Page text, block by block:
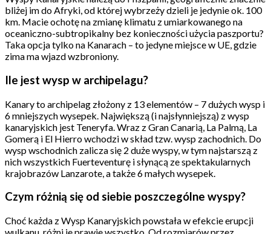
bliżej im do Afryki, od której wybrzeży dzieli je jedynie ok. 100
km. Macie ochotę na zmianę klimatu z umiarkowanego na
oceaniczno-subtropikalny bez konieczności użycia paszportu?
Taka opcja tylko na Kanarach – to jedyne miejsce w UE, gdzie
zima ma wjazd wzbroniony.
Ile jest wysp w archipelagu?
Kanary to archipelag złożony z 13 elementów – 7 dużych wysp i
6 mniejszych wysepek. Największą (i najsłynniejszą) z wysp
kanaryjskich jest Teneryfa. Wraz z Gran Canarią, La Palmą, La
Gomerą i El Hierro wchodzi w skład tzw. wysp zachodnich. Do
wysp wschodnich zalicza się 2 duże wyspy, w tym najstarszą z
nich wszystkich Fuerteventurę i słynącą ze spektakularnych
krajobrazów Lanzarote, a także 6 małych wysepek.
Czym różnią się od siebie poszczególne wyspy?
Choć każda z Wysp Kanaryjskich powstała w efekcie erupcji